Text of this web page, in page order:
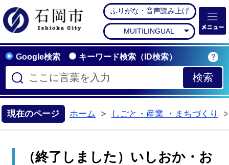
石岡市公式ホームペー
ふりがな・音声読み上げ
MUITILINGUAL
Google検索 キーワード検索（ID検索）
現在のページ ホーム
しごと・産業 ・まちづくり
（終了しました）いしおか・お